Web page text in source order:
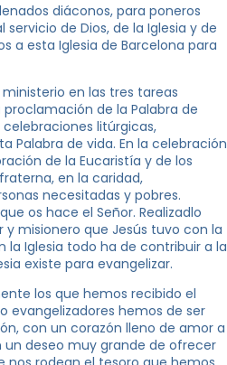
diáconos, para poneros
de Dios, de la Iglesia y de
a esta Iglesia de Barcelona para
en las tres tareas
proclamación de la Palabra de
litúrgicas,
Palabra de vida. En la celebración
de la Eucaristía y de los
en la caridad,
necesitadas y pobres.
os hace el Señor. Realizadlo
misionero que Jesús tuvo con la
la Iglesia todo ha de contribuir a la
existe para evangelizar.
los que hemos recibido el
evangelizadores hemos de ser
con un corazón lleno de amor a
un deseo muy grande de ofrecer